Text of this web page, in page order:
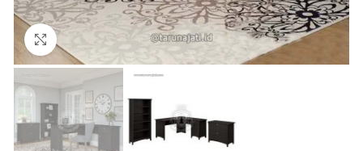
Click to enlarge